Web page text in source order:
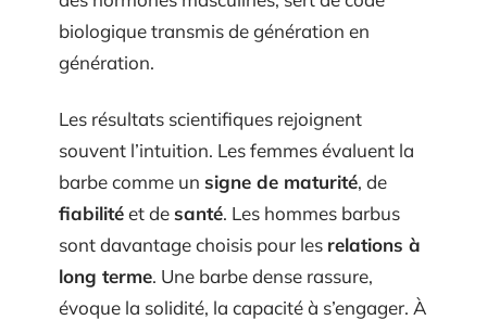
biologique transmis de génération en
génération.
Les résultats scientifiques rejoignent
souvent l’intuition. Les femmes évaluent la
barbe comme un signe de maturité, de
fiabilitéet desanté. Les hommes barbus
sont davantage choisis pour les relations à
long terme. Une barbe dense rassure,
évoque la solidité, la capacité à s’engager. À